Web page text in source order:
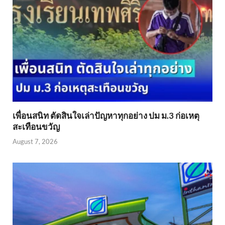
เพื่อนสนิท ตัดสินใจเล่าปัญหาทุกอย่าง ปม ม.3 ก่อเหตุ
สะเทือนขวัญ
August 7, 2026